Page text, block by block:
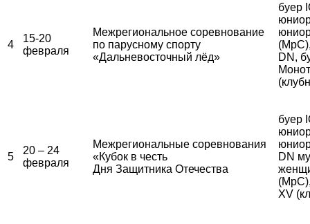
4
15-20
февраля
Межрегиональное соревнование
по парусному спорту
«Дальневосточный лёд»
буер
DN,
5
20 – 24
февраля
Межрегиональные соревнования
«Кубок в честь
Дня Защитника Отечества
буер
DN
XV